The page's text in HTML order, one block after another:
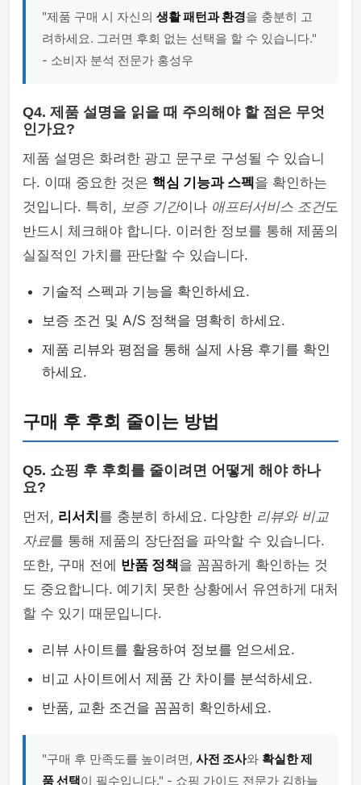
"제품 구매 시 자신의 생활 패턴과 환경을 충분히 고
려하세요. 그러면 후회 없는 선택을 할 수 있습니다."
- 소비자 분석 전문가 홍성우
Q4. 제품 설명을 읽을 때 주의해야 할 점은 무엇
인가요?
제품 설명은 화려한 광고 문구로 구성될 수 있습니
다. 이때 중요한 것은 핵심 기능과 스펙 을 확인하는
것입니다. 특히, 보증 기간이나 애프터서비스 조건도
반드시 체크해야 합니다. 이러한 정보를 통해 제품의
실질적인 가치를 판단할 수 있습니다.
기술적 스펙과 기능을 확인하세요.
보증 조건 및 A/S 정책을 명확히 하세요.
제품 리뷰와 평점을 통해 실제 사용 후기를 확인
하세요.
구매 후 후회 줄이는 방법
Q5. 쇼핑 후 후회를 줄이려면 어떻게 해야 하나
요?
먼저, 리서치 를 충분히 하세요. 다양한 리뷰와 비교
자료를 통해 제품의 장단점을 파악할 수 있습니다.
또한, 구매 전에 반품 정책을 꼼꼼하게 확인하는 것
도 중요합니다. 예기치 못한 상황에서 유연하게 대처
할 수 있기 때문입니다.
리뷰 사이트를 활용하여 정보를 얻으세요.
비교 사이트에서 제품 간 차이를 분석하세요.
반품, 교환 조건을 꼼꼼히 확인하세요.
"구매 후 만족도를 높이려면, 사전 조사와 확실한 제
품 선택이 필수입니다." - 쇼핑 가이드 전문가 김하늘